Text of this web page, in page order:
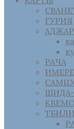
ГУРИЯ
РАЧА